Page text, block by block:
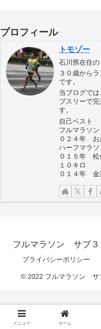
プロフィール
トモゾー
石川県在住の
３０歳から
です。
当ブログで
ブスリーで
す。
自己ベスト
フルマラソ
０２４年 お
ハーフマラ
０１５年 松
１０キ
０１４年 金
フルマラソン サブ
プライバシーポリシー
© 2022 フルマラソン サ
メニュー ホーム